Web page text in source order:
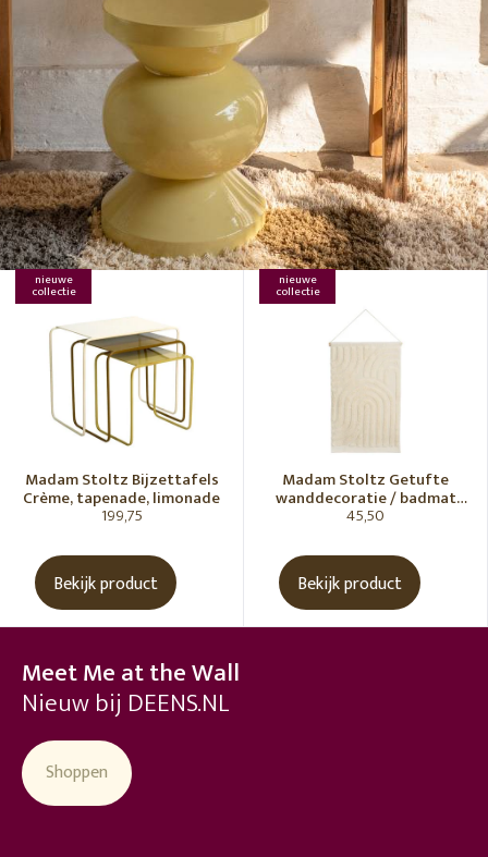
nieuwe
collectie
Madam Stoltz Bijzettafels
Crème, tapenade, limonade
199,75
Bekijk product
nieuwe
collectie
Madam Stoltz Getufte
wanddecoratie / badmat
Vanille
45,50
Bekijk product
Meet Me at the Wall
Nieuw bij DEENS.NL
Shoppen